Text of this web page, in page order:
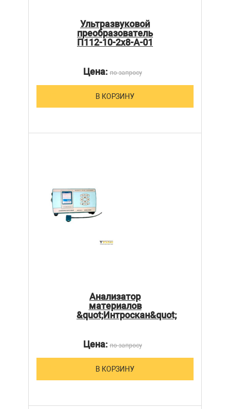
Ультразвуковой
преобразователь
П112-10-2х8-А-01
Цена:по запросу
В КОРЗИНУ
Анализатор
материалов
&quot;Интроскан&quot;
Цена:по запросу
В КОРЗИНУ